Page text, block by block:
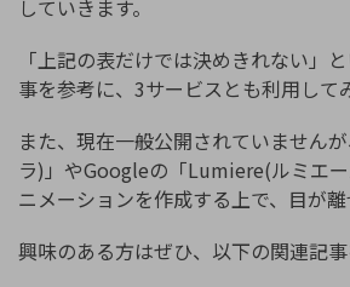
していきます。
「上記の表だけでは決めきれない」
事を参考に、3サービスとも利用して
また、現在一般公開されていません
ラ)」やGoogleの「Lumiere(ルミエ
ニメーションを作成する上で、目が離
興味のある方はぜひ、以下の関連記